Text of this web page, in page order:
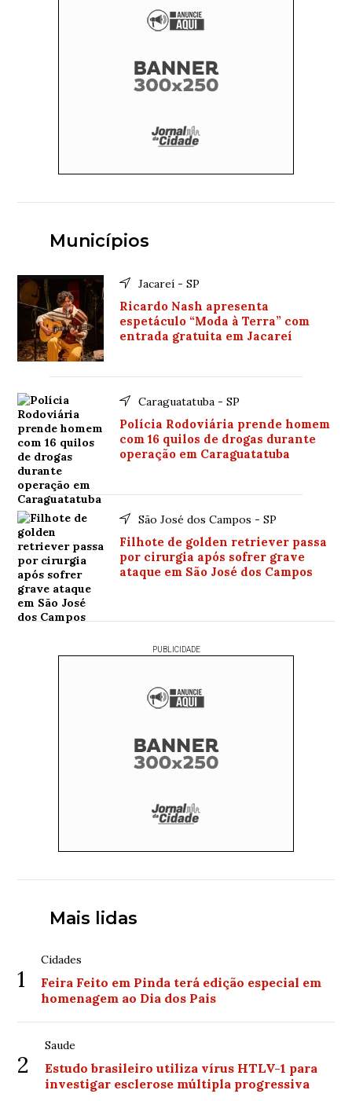
Municípios
Jacareí - SP
Ricardo Nash apresenta
espetáculo “Moda à Terra” com
entrada gratuita em Jacareí
Caraguatatuba - SP
Polícia Rodoviária prende homem
com 16 quilos de drogas durante
operação em Caraguatatuba
São José dos Campos - SP
Filhote de golden retriever passa
por cirurgia após sofrer grave
ataque em São José dos Campos
PUBLICIDADE
Mais lidas
1
Cidades
Feira Feito em Pinda terá edição especial em
homenagem ao Dia dos Pais
2
Saude
Estudo brasileiro utiliza vírus HTLV-1 para
investigar esclerose múltipla progressiva